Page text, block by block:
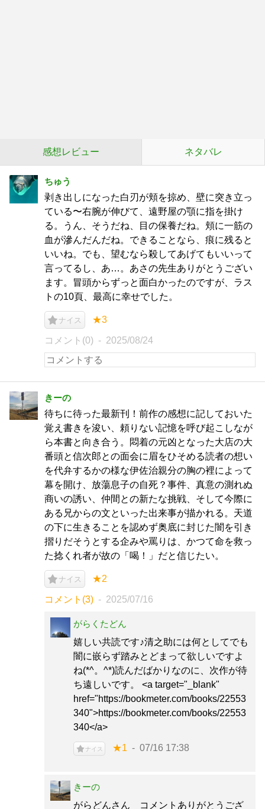
感想レビュー ネタバレ
ちゅう
剥き出しになった白刃が頬を掠め、壁に突き立っ
ている〜右腕が伸びて、遠野屋の顎に指を掛け
る。うん、そうだね、目の保養だね。頬に一筋の
血が滲んだんだね。できることなら、痕に残ると
いいね。でも、望むなら殺してあげてもいいって
言ってるし、あ…。あさの先生ありがとうござい
ます。冒頭からずっと面白かったのですが、ラス
トの10頁、最高に幸せでした。
ナイス ★3
コメント(0) 2025/08/24
きーの
待ちに待った最新刊！前作の感想に記しておいた
覚え書きを浚い、頼りない記憶を呼び起こしなが
ら本書と向き合う。悶着の元凶となった大店の大
番頭と信次郎との面会に眉をひそめる読者の想い
を代弁するかの様な伊佐治親分の胸の裡によって
幕を開け、放蕩息子の自死？事件、真意の測れぬ
商いの誘い、仲間との新たな挑戦、そして今際に
ある兄からの文といった出来事が描かれる。天道
の下に生きることを認めず奥底に封じた闇を引き
摺りだそうとする企みや罵りは、かつて命を救っ
た捻くれ者が故の「喝！」だと信じたい。
ナイス ★2
コメント(3) 2025/07/16
がらくたどん
嬉しい共読です♪清之助には何としてでも
闇に嵌らず踏みとどまって欲しいですよ
ね(*^。^*)読んだばかりなのに、次作が待
ち遠しいです。 <a target="_blank"
href="https://bookmeter.com/books/22553
340">https://bookmeter.com/books/22553
340</a>
ナイス ★1 07/16 17:38
きーの
がらどんさん コメントありがとうござ